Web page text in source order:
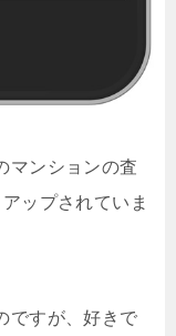
マンションの査
ップされていま
ですが、好きで